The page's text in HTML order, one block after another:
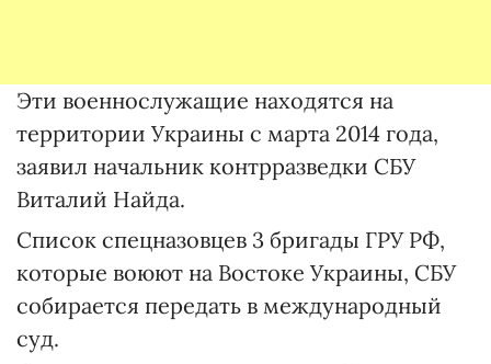
Эти военнослужащие находятся на
территории Украины с марта 2014 года,
заявил начальник контрразведки СБУ
Виталий Найда.
Список спецназовцев 3 бригады ГРУ РФ,
которые воюют на Востоке Украины, СБУ
собирается передать в международный
суд.